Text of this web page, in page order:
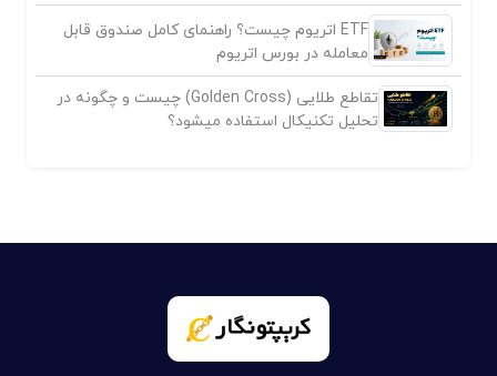
ETF اتریوم چیست؟ راهنمای کامل صندوق قابل
معامله در بورس اتریوم
تقاطع طلایی (Golden Cross) چیست و چگونه در
تحلیل تکنیکال استفاده میشود؟